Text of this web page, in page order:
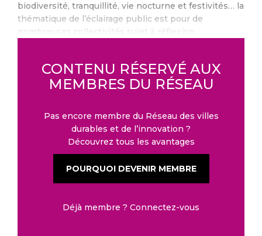
biodiversité, tranquillité, vie nocturne et festivités… la
thématique de l’éclairage public est pour de
nombreuses collectivités sujet à réflexion.
CONTENU RÉSERVÉ AUX
MEMBRES DU RÉSEAU
Pas encore membre du Réseau des villes
durables et de l’innovation ?
Découvrez tous les avantages
POURQUOI DEVENIR MEMBRE
Déjà membre ? Connectez-vous